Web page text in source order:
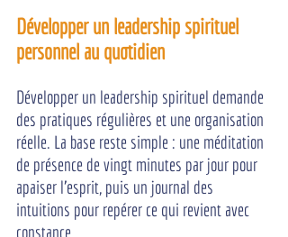
Développer un leadership spirituel
personnel au quotidien
Développer un leadership spirituel demande
des pratiques régulières et une organisation
réelle. La base reste simple : une méditation
de présence de vingt minutes par jour pour
apaiser l'esprit, puis un journal des
intuitions pour repérer ce qui revient avec
constance.